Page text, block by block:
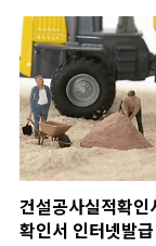
건설공사실적확인
확인서 인터넷발